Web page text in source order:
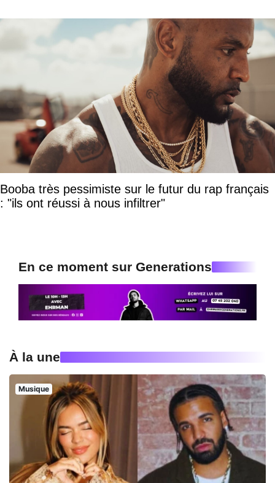
Booba très pessimiste sur le futur du rap français
: "ils ont réussi à nous infiltrer"
En ce moment sur Generations
À la une
Musique